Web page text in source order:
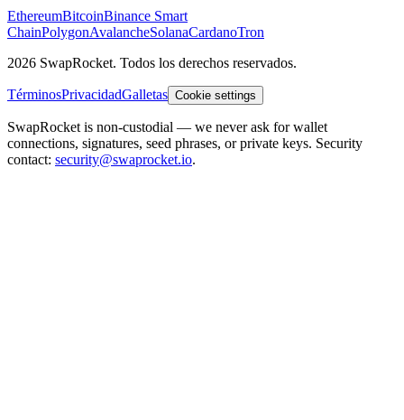
EthereumBitcoinBinance Smart
ChainPolygonAvalancheSolanaCardanoTron
2026 SwapRocket. Todos los derechos reservados.
TérminosPrivacidadGalletas Cookie settings
SwapRocket is non-custodial — we never ask for wallet
connections, signatures, seed phrases, or private keys. Security
contact: security@swaprocket.io.